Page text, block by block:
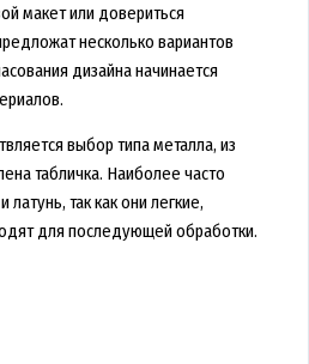
макет или довериться
несколько вариантов
дизайна начинается
выбор типа металла, из
табличка. Наиболее часто
так как они легкие,
для последующей обработки.